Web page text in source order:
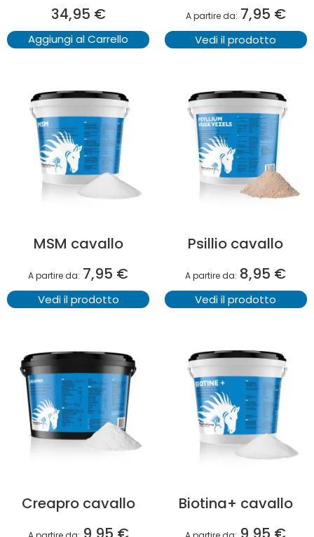
34,95 €
Aggiungi al Carrello
A partire da 7,95 €
Vedi il prodotto
MSM cavallo
A partire da 7,95 €
Vedi il prodotto
Psillio cavallo
A partire da 8,95 €
Vedi il prodotto
Creapro cavallo Biotina+ cavallo